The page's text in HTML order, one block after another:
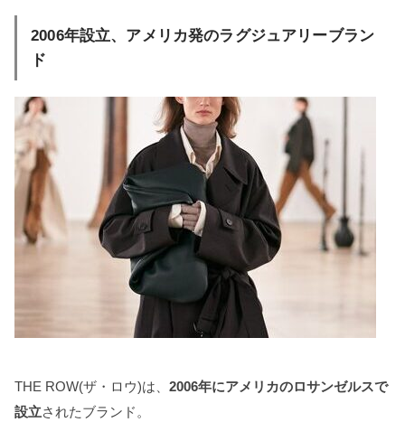
2006年設立、アメリカ発のラグジュアリーブラン
ド
THE ROW(ザ・ロウ)は、 2006年にアメリカのロサンゼルスで
設立されたブランド。